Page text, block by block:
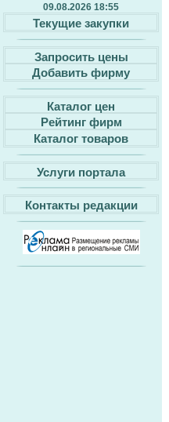
09.08.2026 18:55
Текущие закупки
Запросить цены
Добавить фирму
Каталог цен
Рейтинг фирм
Каталог товаров
Услуги портала
Контакты редакции